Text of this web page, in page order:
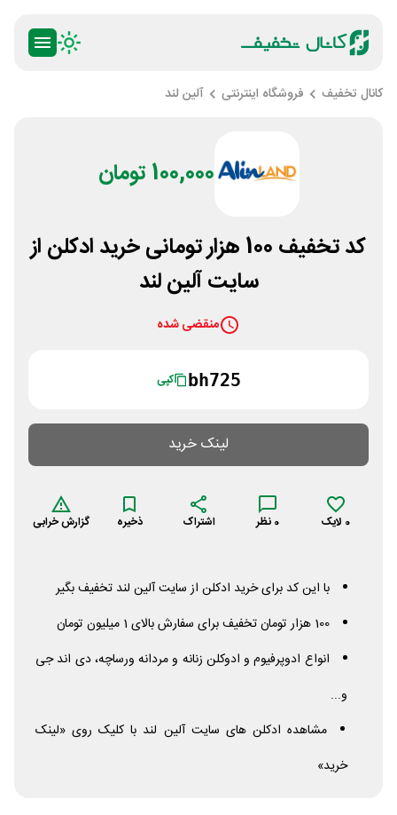
کانال تخفیف فروشگاه اینترنتی آلین لند
100,000 تومان
کد تخفیف 100 هزار تومانی خرید ادکلن از
سایت آلین لند
منقضی شده
bh725 کپی
لینک خرید
0 لایک 0 نظر اشتراک ذخیره گزارش خرابی
با این کد برای خرید ادکلن از سایت آلین لند تخفیف بگیر
100 هزار تومان تخفیف برای سفارش بالای 1 میلیون تومان
انواع ادوپرفیوم و ادوکلن زنانه و مردانه ورساچه، دی اند جی
و...
مشاهده ادکلن های سایت آلین لند با کلیک روی «لینک
خرید»